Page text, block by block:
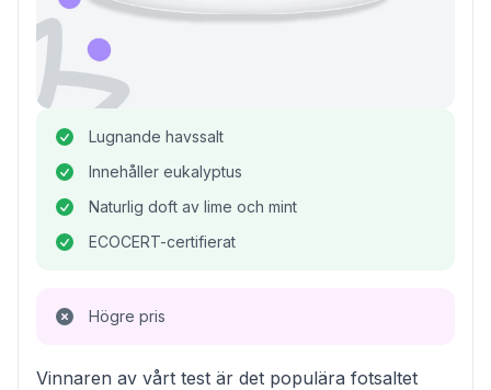
Lugnande havssalt
Innehåller eukalyptus
Naturlig doft av lime och mint
ECOCERT-certifierat
Högre pris
Vinnaren av vårt test är det populära fotsaltet